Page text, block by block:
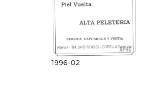
1996-02